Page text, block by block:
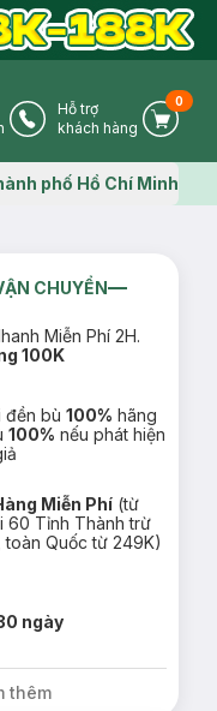
IconPhone Icon
Hỗ trợ
khách hàng
Cart
0
icon
phố Hồ Chí Minh
CHUYỂN
Miễn Phí 2H.
100K
đền bù100% hãng
100% nếu phát hiện
Miễn Phí (từ
60 Tỉnh Thành trừ
toàn Quốc từ 249K)
ngày
thêm